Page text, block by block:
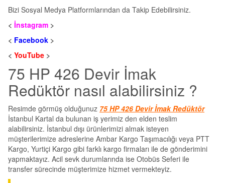
Bizi Sosyal Medya Platformlarından da Takip Edebilirsiniz.
< İnstagram >
< Facebook >
< YouTube >
75 HP 426 Devir İmak
Redüktör nasıl alabilirsiniz ?
Resimde görmüş olduğunuz 75 HP 426 Devir İmak Redüktör
İstanbul Kartal da bulunan iş yerimiz den elden teslim
alabilirsiniz. İstanbul dışı ürünlerimizi almak isteyen
müşterilerimize adreslerine Ambar Kargo Taşımacılığı veya PTT
Kargo, Yurtiçi Kargo gibi farklı kargo firmaları ile de gönderimini
yapmaktayız. Acil sevk durumlarında ise Otobüs Seferi ile
transfer sürecinde müşterimize hizmet vermekteyiz.